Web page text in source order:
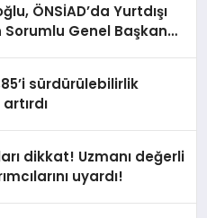
ÖNSİAD’da Yurtdışı
Sorumlu Genel Başkan
sürdürülebilirlik
artırdı
dikkat! Uzmanı değerli
uyardı!